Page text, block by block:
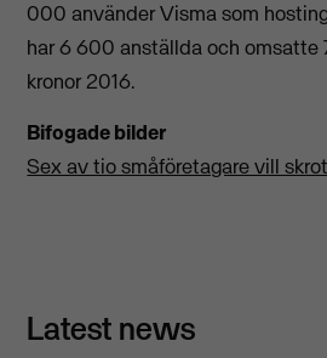
000 använder Visma som
har 6 600 anställda och omsatte
kronor 2016.
Bifogade bilder
Sex av tio småföretagare vill
Latest news